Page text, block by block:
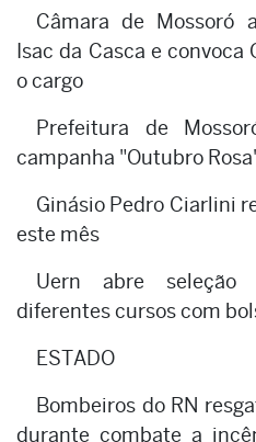
Câmara de Mossoró
Isac da Casca e convoca
o cargo
Prefeitura de
campanha "Outubro
Ginásio Pedro Ciarlini
este mês
Uern abre seleção
diferentes cursos com
ESTADO
Bombeiros do RN
durante combate a